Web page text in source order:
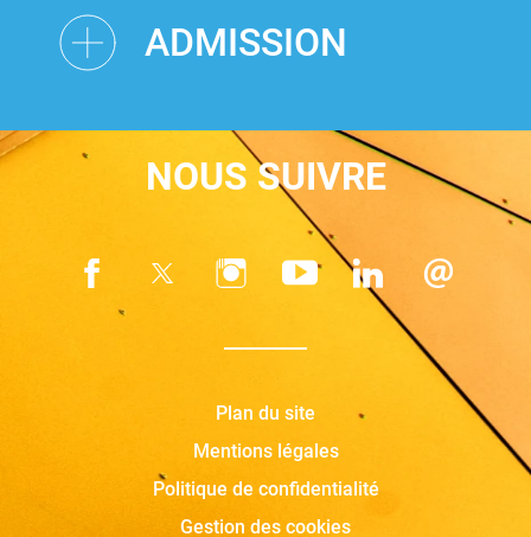
ADMISSION
NOUS SUIVRE
Plan du site
Mentions légales
Politique de confidentialité
Gestion des cookies